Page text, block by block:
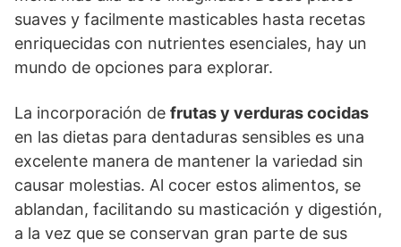
suaves y facilmente masticables hasta recetas
enriquecidas con nutrientes esenciales, hay un
mundo de opciones para explorar.
La incorporación de frutas y verduras cocidas
en las dietas para dentaduras sensibles es una
excelente manera de mantener la variedad sin
causar molestias. Al cocer estos alimentos, se
ablandan, facilitando su masticación y digestión,
a la vez que se conservan gran parte de sus